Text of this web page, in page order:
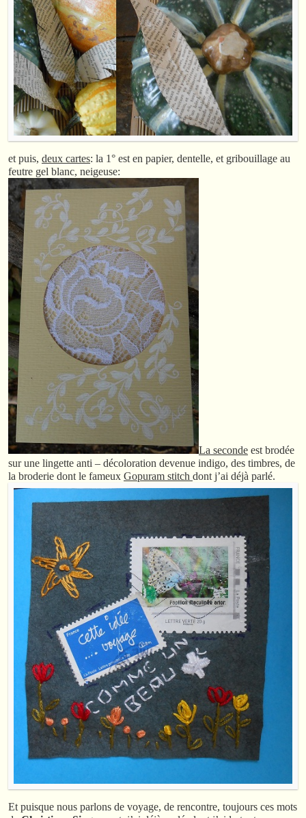
et puis, deux cartes: la 1° est en papier, dentelle, et gribouillage au
feutre gel blanc, neigeuse:
La seconde est brodée
sur une lingette anti – décoloration devenue indigo, des timbres, de
la broderie dont le fameux Gopuram stitch dont j’ai déjà parlé.
Et puisque nous parlons de voyage, de rencontre, toujours ces mots